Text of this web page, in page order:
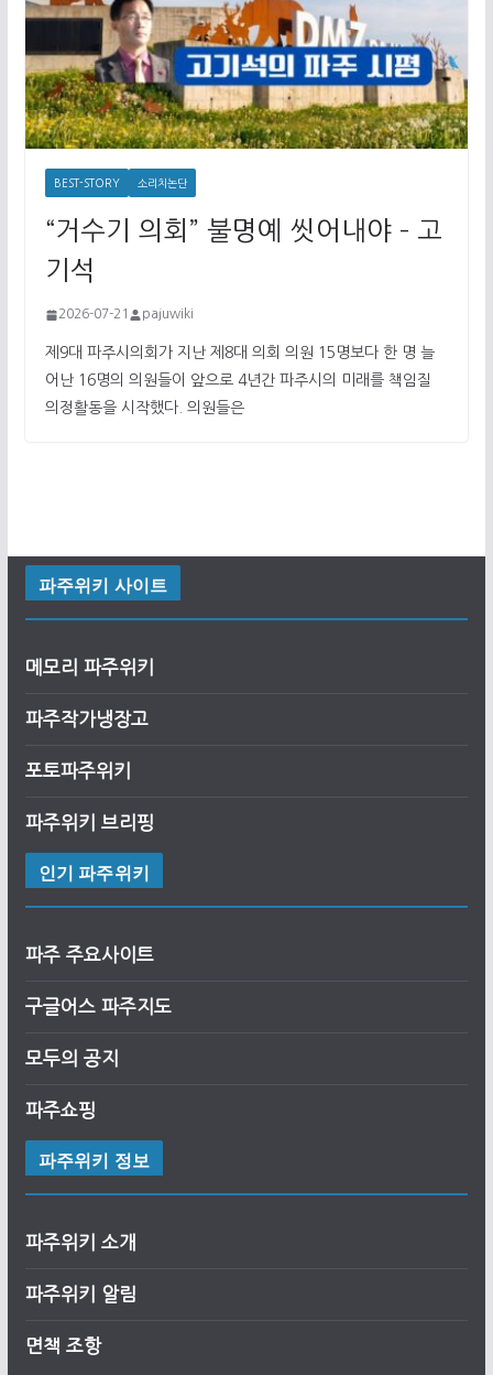
BEST-STORY 소리치논단
“거수기 의회” 불명예 씻어내야 – 고
기석
2026-07-21 pajuwiki
제9대 파주시의회가 지난 제8대 의회 의원 15명보다 한 명 늘
어난 16명의 의원들이 앞으로 4년간 파주시의 미래를 책임질
의정활동을 시작했다. 의원들은
파주위키 사이트
메모리 파주위키
파주작가냉장고
포토파주위키
파주위키 브리핑
인기 파주위키
파주 주요사이트
구글어스 파주지도
모두의 공지
파주쇼핑
파주위키 정보
파주위키 소개
파주위키 알림
면책 조항